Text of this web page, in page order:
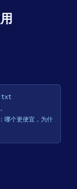
哪个更便宜，为什